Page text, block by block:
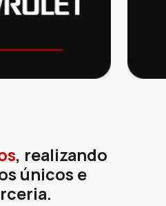
, realizando
únicos e